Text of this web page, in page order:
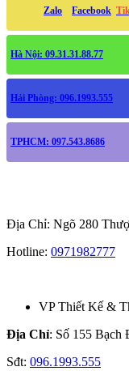
Zalo Facebook
Hà Nội: 09.31.31.88.77
Hải Phòng: 096.1993.555
TPHCM: 097.543.8686
Địa Chỉ: Ngõ 280
Hotline: 0971982777
VP Thiết Kế &
Địa Chỉ: Số 155 Bạch
Sđt: 096.1993.555